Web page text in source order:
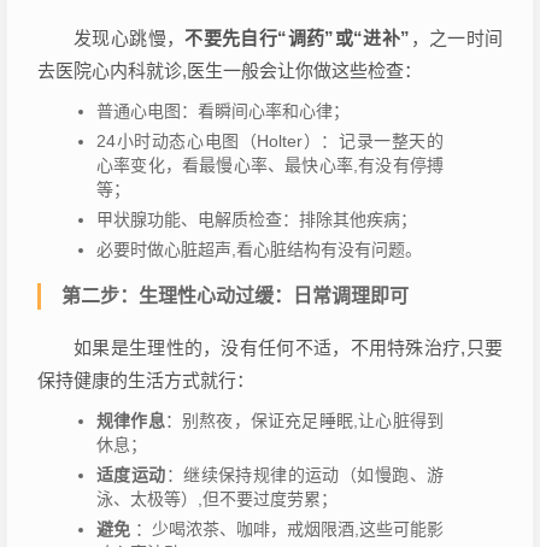
发现心跳慢，不要先自行“调药”或“进补” ，之一时间
去医院心内科就诊,医生一般会让你做这些检查：
普通心电图：看瞬间心率和心律；
24小时动态心电图（Holter）：记录一整天的
心率变化，看最慢心率、最快心率,有没有停搏
等；
甲状腺功能、电解质检查：排除其他疾病；
必要时做心脏超声,看心脏结构有没有问题。
第二步：生理性心动过缓：日常调理即可
如果是生理性的，没有任何不适，不用特殊治疗,只要
保持健康的生活方式就行：
规律作息：别熬夜，保证充足睡眠,让心脏得到
休息；
适度运动：继续保持规律的运动（如慢跑、游
泳、太极等）,但不要过度劳累；
避免 ：少喝浓茶、咖啡，戒烟限酒,这些可能影